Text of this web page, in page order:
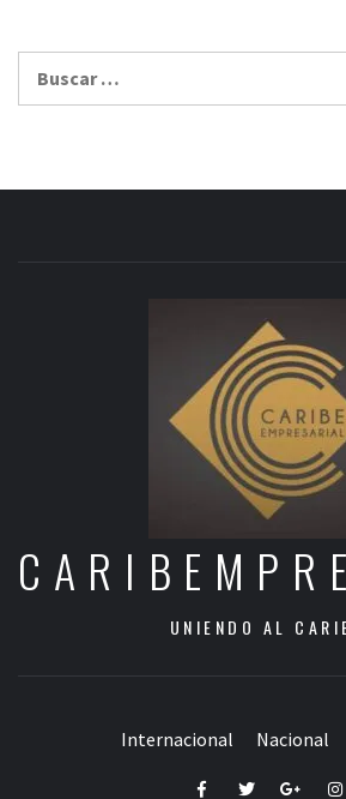
UNIENDO AL
Internacional Nacional
FacebookTwitterGoogle+